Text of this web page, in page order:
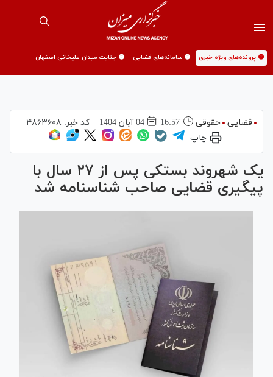
🟡 پرونده‌های ویژه خبری 🟡 سامانه‌های قضایی 🟡 جنایت میدان علیخانی اصفهان
قضایی حقوقی 16:57 04 آبان 1404 کد خبر: ۴۸۶۳۶۰۸
چاپ
یک شهروند بستکی پس از ۲۷ سال با
پیگیری قضایی صاحب شناسنامه شد